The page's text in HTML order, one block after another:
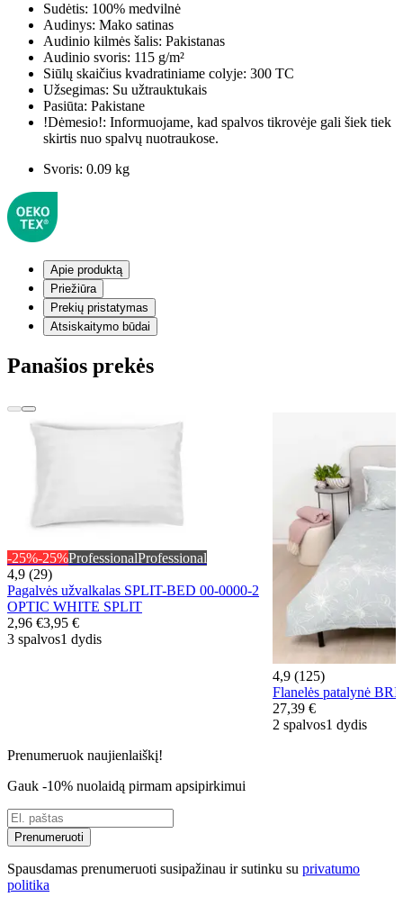
Sudėtis: 100% medvilnė
Audinys: Mako satinas
Audinio kilmės šalis: Pakistanas
Audinio svoris: 115 g/m²
Siūlų skaičius kvadratiniame colyje: 300 TC
Užsegimas: Su užtrauktukais
Pasiūta: Pakistane
!Dėmesio!: Informuojame, kad spalvos tikrovėje gali šiek tiek
skirtis nuo spalvų nuotraukose.
Svoris: 0.09 kg
Apie produktą
Priežiūra
Prekių pristatymas
Atsiskaitymo būdai
Panašios prekės
-25%-25%ProfessionalProfessional
4,9 (29)
Pagalvės užvalkalas SPLIT-BED 00-0000-2
OPTIC WHITE SPLIT
2,96 €3,95 €
3 spalvos1 dydis
4,9 (125)
Flanelės patalynė
27,39 €
2 spalvos1 dydis
Prenumeruok naujienlaiškį!
Gauk -10% nuolaidą pirmam apsipirkimui
Prenumeruoti
Spausdamas prenumeruoti susipažinau ir sutinku su privatumo
politika